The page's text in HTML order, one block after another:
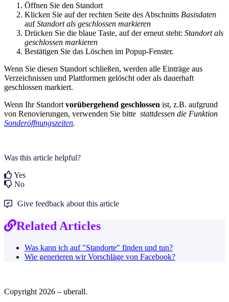
Öffnen Sie den Standort
Klicken Sie auf der rechten Seite des Abschnitts Basisdaten
aufStandort als geschlossen markieren
Drücken Sie die blaue Taste, auf der erneut steht: Standort als
geschlossen markieren
Bestätigen Sie das Löschen im Popup-Fenster.
Wenn Sie diesen Standort schließen, werden alle Einträge aus
Verzeichnissen und Plattformen gelöscht oder als dauerhaft
geschlossen markiert.
Wenn Ihr Standort vorübergehend geschlossen ist, z.B. aufgrund
von Renovierungen, verwenden Sie bitte stattdessen die Funktion
Sonderöffnungszeiten‍.
Was this article helpful?
Yes
No
Give feedback about this article
Related Articles
Was kann ich auf "Standorte" finden und tun?
Wie generieren wir Vorschläge von Facebook?
Copyright 2026 – uberall.